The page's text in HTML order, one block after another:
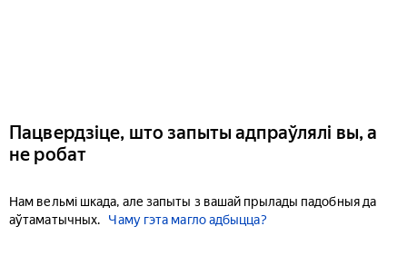
Пацвердзіце, што запыты адпраўлялі вы, а
не робат
Нам вельмі шкада, але запыты з вашай прылады падобныя да
аўтаматычных.
Чаму гэта магло адбыцца?